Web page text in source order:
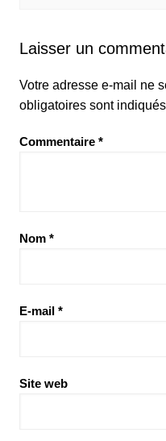
Laisser un
Votre adresse e-mail ne
obligatoires sont
Commentaire *
Nom *
E-mail *
Site web